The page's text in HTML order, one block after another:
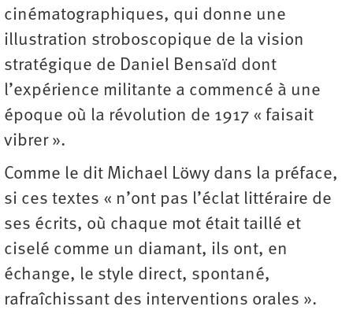
cinématographiques, qui donne une
illustration stroboscopique de la vision
stratégique de Daniel Bensaïd dont
l’expérience militante a commencé à une
époque où la révolution de 1917 « faisait
vibrer ».
Comme le dit Michael Löwy dans la préface,
si ces textes « n’ont pas l’éclat littéraire de
ses écrits, où chaque mot était taillé et
ciselé comme un diamant, ils ont, en
échange, le style direct, spontané,
rafraîchissant des interventions orales ».